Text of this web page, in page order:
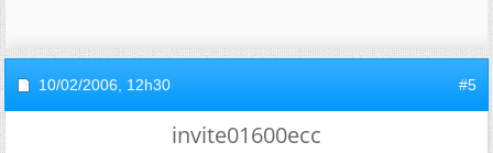
10/02/2006, 12h30 #5
invite01600ecc